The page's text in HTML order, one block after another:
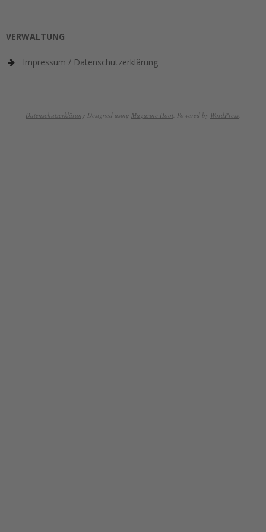
VERWALTUNG
Impressum / Datenschutzerklärung
Datenschutzerklärung Designed using Magazine Hoot. Powered by WordPress.